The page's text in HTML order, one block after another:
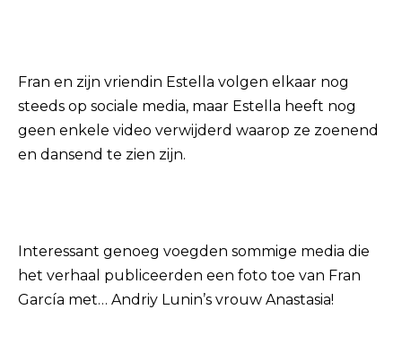
Fran en zijn vriendin Estella volgen elkaar nog
steeds op sociale media, maar Estella heeft nog
geen enkele video verwijderd waarop ze zoenend
en dansend te zien zijn.
Interessant genoeg voegden sommige media die
het verhaal publiceerden een foto toe van Fran
García met… Andriy Lunin’s vrouw Anastasia!